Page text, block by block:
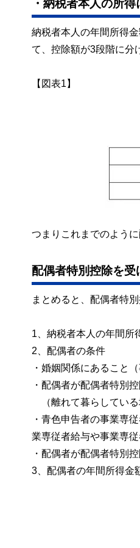
・納税者本人の所
納税者本人の年間所得
て、控除額が3段階に分
【図表1】
つまりこれまでのよう
配偶者特別控除を受
まとめると、配偶者特
1、納税者本人の年間所
2、配偶者の条件
・婚姻関係にあること
・配偶者が配偶者特別
（離れて暮らしている
・青色申告者の事業専
業専従者給与や事業専
・配偶者が配偶者特別
3、配偶者の年間所得金